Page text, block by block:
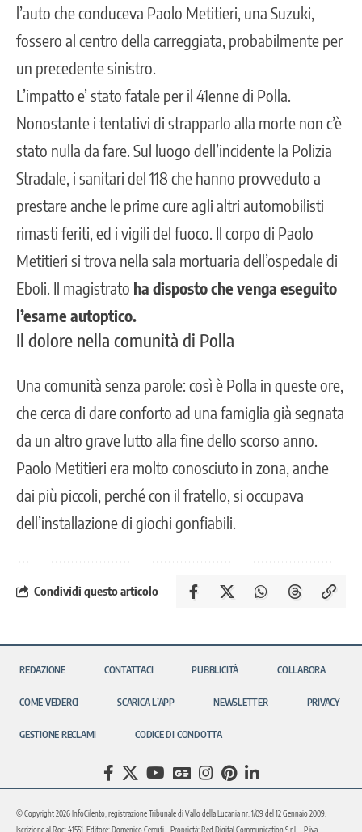
l’auto che conduceva Paolo Metitieri, una Suzuki,
fossero al centro della carreggiata, probabilmente per
un precedente sinistro.
L’impatto e’ stato fatale per il 41enne di Polla.
Nonostante i tentativi di strapparlo alla morte non c’è
stato nulla da fare. Sul luogo dell’incidente la Polizia
Stradale, i sanitari del 118 che hanno provveduto a
prestare anche le prime cure agli altri automobilisti
rimasti feriti, ed i vigili del fuoco. Il corpo di Paolo
Metitieri si trova nella sala mortuaria dell’ospedale di
Eboli. Il magistrato ha disposto che venga eseguito
l’esame autoptico.
Il dolore nella comunità di Polla
Una comunità senza parole: così è Polla in queste ore,
che cerca di dare conforto ad una famiglia già segnata
da un altro grave lutto alla fine dello scorso anno.
Paolo Metitieri era molto conosciuto in zona, anche
dai più piccoli, perché con il fratello, si occupava
dell’installazione di giochi gonfiabili.
Condividi questo articolo
REDAZIONE CONTATTACI PUBBLICITÀ COLLABORA
COME VEDERCI SCARICA L’APP NEWSLETTER PRIVACY
GESTIONE RECLAMI CODICE DI CONDOTTA
© Copyright 2026 InfoCilento, registrazione Tribunale di Vallo della Lucania nr. 1/09 del 12 Gennaio 2009.
Iscrizione al Roc: 41551. Editore: Domenico Cerruti – Proprietà: Red Digital Communication S.r.l. – P.iva